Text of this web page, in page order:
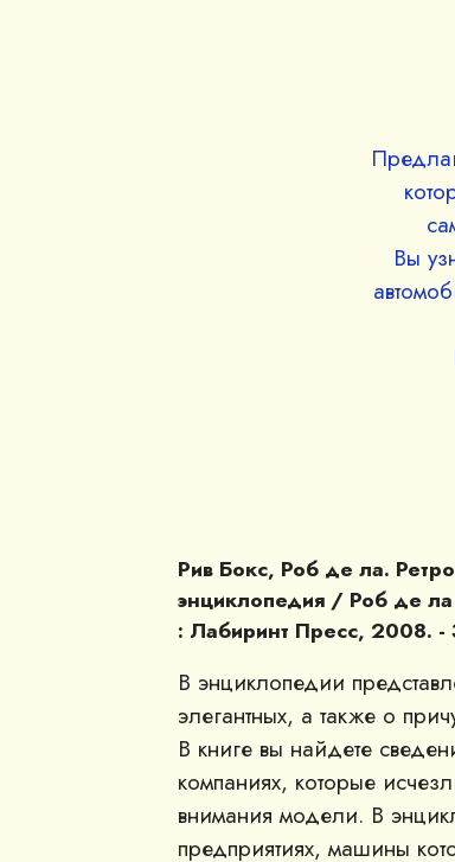
Вы
Рив Бокс, Роб де ла.
энциклопедия / Роб де
: Лабиринт Пресс, 2008. -
В энциклопедии
элегантных, а также о
В книге вы найдете
компаниях, которые
внимания модели. В
предприятиях, машины